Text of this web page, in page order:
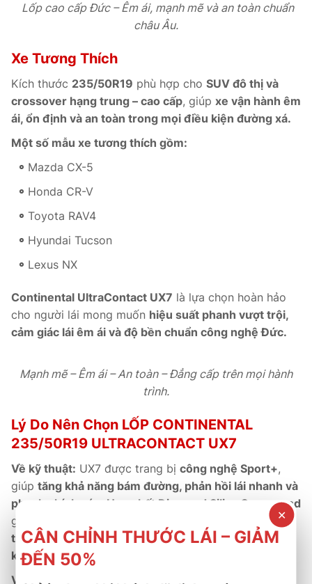
Lốp cao cấp Đức – Êm ái, mạnh mẽ và an toàn chuẩn
châu Âu.
Xe Tương Thích
Kích thước 235/50R19 phù hợp cho SUV đô thị và
crossover hạng trung – cao cấp, giúp xe vận hành êm
ái, ổn định và an toàn trong mọi điều kiện đường xá.
Một số mẫu xe tương thích gồm:
Mazda CX-5
Honda CR-V
Toyota RAV4
Hyundai Tucson
Lexus NX
Continental UltraContact UX7 là lựa chọn hoàn hảo
cho người lái mong muốn hiệu suất phanh vượt trội,
cảm giác lái êm ái và độ bền chuẩn công nghệ Đức.
Mạnh mẽ – Êm ái – An toàn – Đẳng cấp trên mọi hành
trình.
Lý Do Nên Chọn LỐP CONTINENTAL
235/50R19 ULTRACONTACT UX7
Về kỹ thuật: UX7 được trang bị công nghệ Sport+,
giúp tăng khả năng bám đường, phản hồi lái nhanh và
phanh chính xác.
Hợp chất Diamond Silica Compound
giúp
giảm ma sát, tiết kiệm nhiên liệu và kéo dài tuổi
thọ lốp.Cấu trúc chắc chắn mang lạisự ổn định và
kiểm soát tối đa ở tốc độ cao.
Về thương mại:
Là sản phẩmchính hãng Continental
✕
CÂN CHỈNH THƯỚC LÁI – GIẢM
ĐẾN 50%